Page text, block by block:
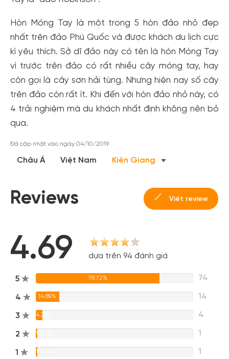
Hòn Móng Tay là một trong 5 hòn đảo nhỏ đẹp
nhất trên đảo Phú Quốc và được khách du lịch cực
kì yêu thích. Sở dĩ đảo này có tên là hòn Móng Tay
vì trước trên đảo có rất nhiều cây móng tay, hay
còn gọi là cây sơn hải tùng. Nhưng hiện nay số cây
trên đảo còn rất ít. Khi đến với hòn đảo nhỏ này, có
4 trải nghiệm mà du khách nhất định không nên bỏ
qua.
Đã cập nhật vào ngày 04/10/2019
Châu Á Việt Nam Kiên Giang
Reviews Viết review
4.69 dựa trên 94 đánh giá
5 78.72% 74
4 14.89% 14
3 4.26% 4
2 1.06% 1
1 1.06% 1